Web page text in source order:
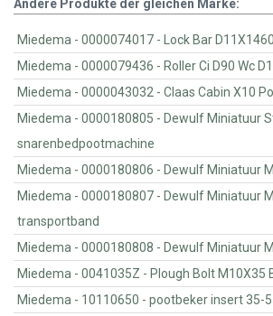
Andere Produkte der gleichen Marke:
Miedema - 0000074017 - Lock Bar
Miedema - 0000079436 - Roller Ci D90 Wc
Miedema - 0000043032 -
Miedema - 0000180805 - Dewulf Miniatuur Structural 30
snarenbedpootmachine
Miedema - 0000180806 -
Miedema - 0000180807 - Dewulf Miniatuur MC 980 S
transportband
Miedema - 0000180808 -
Miedema - 0041035Z - Plough Bolt
Miedema - 10110650 - pootbeker insert